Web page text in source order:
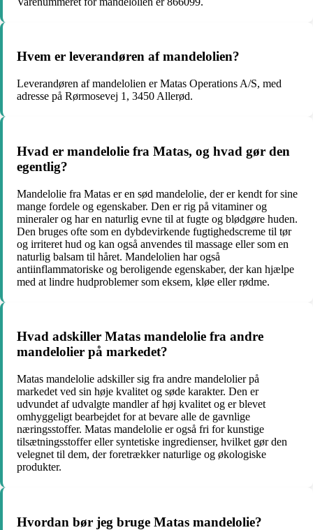
Hvem er leverandøren af mandelolien?
Leverandøren af mandelolien er Matas Operations A/S, med
adresse på Rørmosevej 1, 3450 Allerød.
Hvad er mandelolie fra Matas, og hvad gør den
egentlig?
Mandelolie fra Matas er en sød mandelolie, der er kendt for sine
mange fordele og egenskaber. Den er rig på vitaminer og
mineraler og har en naturlig evne til at fugte og blødgøre huden.
Den bruges ofte som en dybdevirkende fugtighedscreme til tør
og irriteret hud og kan også anvendes til massage eller som en
naturlig balsam til håret. Mandelolien har også
antiinflammatoriske og beroligende egenskaber, der kan hjælpe
med at lindre hudproblemer som eksem, kløe eller rødme.
Hvad adskiller Matas mandelolie fra andre
mandelolier på markedet?
Matas mandelolie adskiller sig fra andre mandelolier på
markedet ved sin høje kvalitet og søde karakter. Den er
udvundet af udvalgte mandler af høj kvalitet og er blevet
omhyggeligt bearbejdet for at bevare alle de gavnlige
næringsstoffer. Matas mandelolie er også fri for kunstige
tilsætningsstoffer eller syntetiske ingredienser, hvilket gør den
velegnet til dem, der foretrækker naturlige og økologiske
produkter.
Hvordan bør jeg bruge Matas mandelolie?